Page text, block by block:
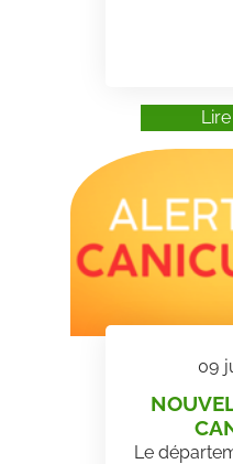
09
Le